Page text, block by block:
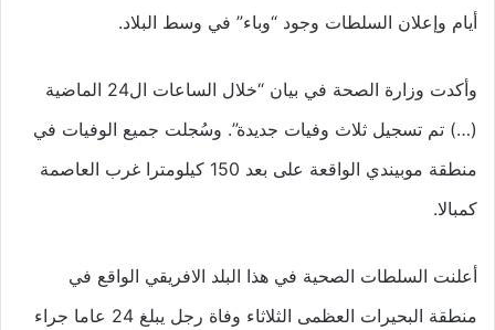
أيام وإعلان السلطات وجود “وباء” في وسط البلاد.
وأكدت وزارة الصحة في بيان “خلال الساعات ال24 الماضية
(…) تم تسجيل ثلاث وفيات جديدة”. وسُجلت جميع الوفيات في
منطقة موبيندي الواقعة على بعد 150 كيلومترا غرب العاصمة
كمبالا.
أعلنت السلطات الصحية في هذا البلد الافريقي الواقع في
منطقة البحيرات العظمى الثلاثاء وفاة رجل يبلغ 24 عاما جراء